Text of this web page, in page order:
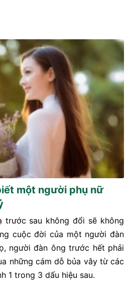
một người phụ nữ
trước sau không đổi sẽ không
cuộc đời của một người đàn
người đàn ông trước hết phải
những cám dỗ bủa vây từ các
1 trong 3 dấu hiệu sau.